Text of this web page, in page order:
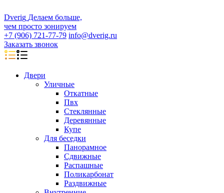
Dverig Делаем больше,
чем просто зонируем
+7 (906) 721-77-79 info@dverig.ru
Заказать звонок
Двери
Уличные
Откатные
Пвх
Стеклянные
Деревянные
Купе
Для беседки
Панорамное
Сдвижные
Распашные
Поликарбонат
Раздвижные